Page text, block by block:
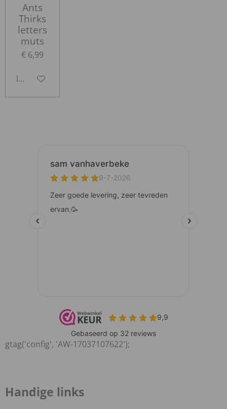
Ants
Thirks
letters
muts
€ 6,99
In winkelwagen
gtag('config', 'AW-17037107622');
Handige links